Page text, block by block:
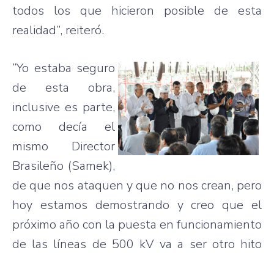
todos los que hicieron posible de esta
realidad”, reiteró.
“Yo estaba seguro
de esta obra,
inclusive es parte,
como decía el
mismo Director
Brasileño (Samek),
de que nos ataquen y que no nos crean, pero
hoy estamos demostrando y creo que el
próximo año con la puesta en funcionamiento
de las líneas de 500 kV va a ser otro hito